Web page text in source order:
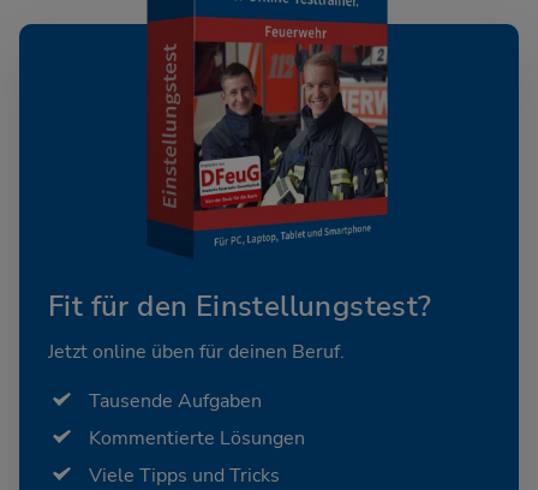
Fit für den Einstellungstest?
Jetzt online üben für deinen Beruf.
Tausende Aufgaben
Kommentierte Lösungen
Viele Tipps und Tricks